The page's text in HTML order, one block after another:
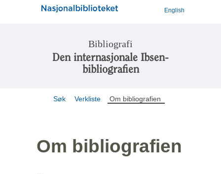
English
Bibliografi
Den internasjonale Ibsen-
bibliografien
Søk Verkliste Om bibliografien
Om bibliografien